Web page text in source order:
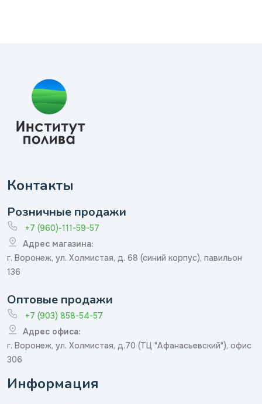
Контакты
Розничные продажи
+7 (960)-111-59-57
Адрес магазина:
г. Воронеж, ул. Холмистая, д. 68 (синий корпус), павильон
136
Оптовые продажи
+7 (903) 858-54-57
Адрес офиса:
г. Воронеж, ул. Холмистая, д.70 (ТЦ "Афанасьевский"), офис
306
Информация